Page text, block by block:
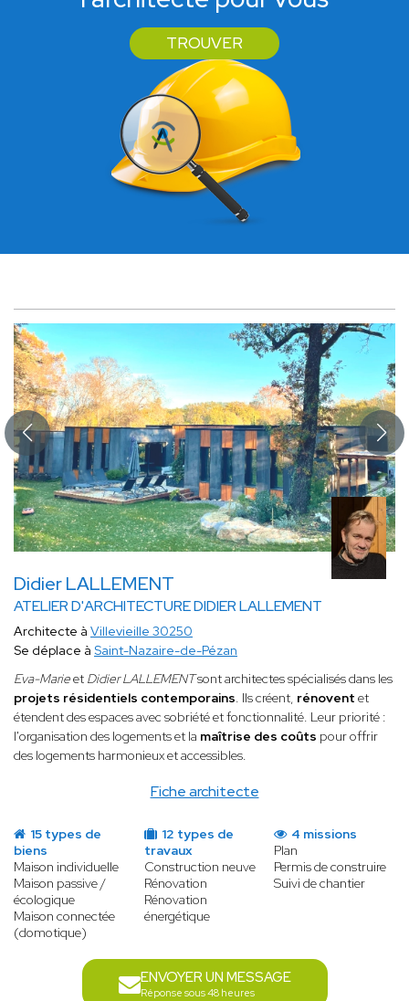
TROUVER
Didier LALLEMENT
ATELIER D'ARCHITECTURE DIDIER LALLEMENT
Fiche architecte
Architecte à Villevieille 30250
Se déplace à Saint-Nazaire-de-Pézan
Eva-Marieet Didier LALLEMENTsont architectes spécialisés dans les
projets résidentiels contemporains. Ils créent, rénovent et
étendent des espaces avec sobriété et fonctionnalité. Leur priorité :
l'organisation des logements et la maîtrise des coûts pour offrir
des logements harmonieux et accessibles.
15 types de
biens
Maison individuelle
Maison passive /
écologique
Maison connectée
(domotique)
12 types de
travaux
Construction neuve
Rénovation
Rénovation
énergétique
4 missions
Plan
Permis de construire
Suivi de chantier
ENVOYER UN MESSAGE
Réponse sous 48 heures